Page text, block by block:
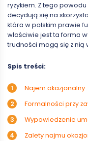
ryzykiem. Z tego
decydują się na
która w polskim prawie
właściwie jest ta forma
trudności mogą się z nią
Spis treści:
Najem
Formalności przy
Wypowiedzenie
Zalety najmu